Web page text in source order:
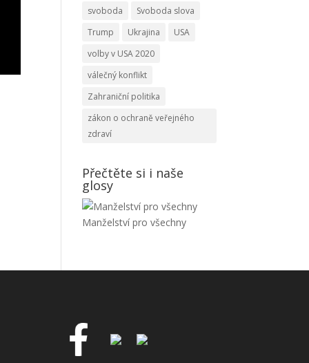
svoboda
Svoboda slova
Trump
Ukrajina
USA
volby v USA 2020
válečný konflikt
Zahraniční politika
zákon o ochraně veřejného
zdraví
Přečtěte si i naše
glosy
Manželství pro všechny